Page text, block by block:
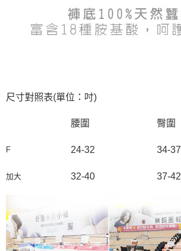
尺寸對照表(單位：吋)
腰圍 臀圍
F
加大
24-32
32-40
34-37
37-42